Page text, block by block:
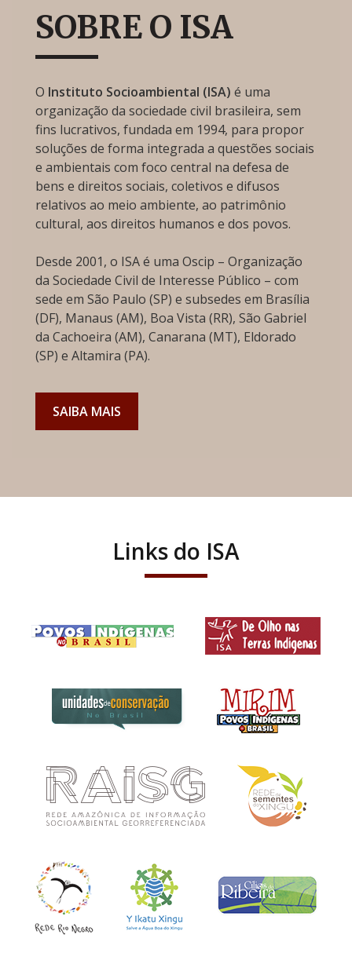
SOBRE O ISA
O Instituto Socioambiental (ISA) é uma
organização da sociedade civil brasileira, sem
fins lucrativos, fundada em 1994, para propor
soluções de forma integrada a questões sociais
e ambientais com foco central na defesa de
bens e direitos sociais, coletivos e difusos
relativos ao meio ambiente, ao patrimônio
cultural, aos direitos humanos e dos povos.
Desde 2001, o ISA é uma Oscip – Organização
da Sociedade Civil de Interesse Público – com
sede em São Paulo (SP) e subsedes em Brasília
(DF), Manaus (AM), Boa Vista (RR), São Gabriel
da Cachoeira (AM), Canarana (MT), Eldorado
(SP) e Altamira (PA).
SAIBA MAIS
Links do ISA